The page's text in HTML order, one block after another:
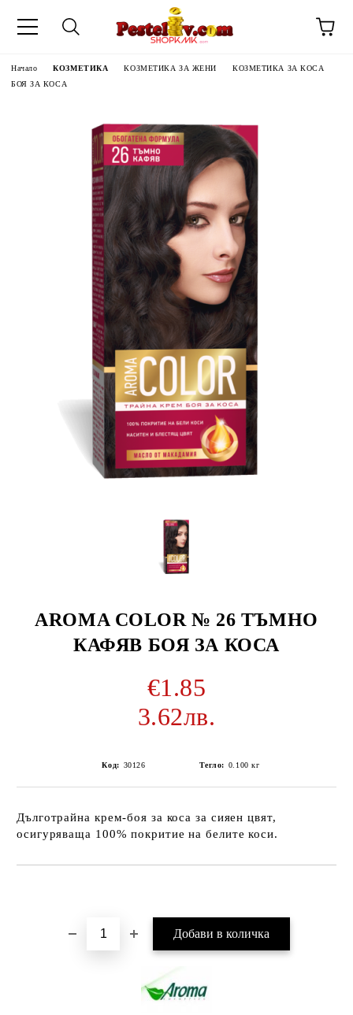
Начало КОЗМЕТИКА КОЗМЕТИКА ЗА ЖЕНИ
КОЗМЕТИКА ЗА КОСА
БОЯ ЗА КОСА
AROMA COLOR № 26 ТЪМНО
КАФЯВ БОЯ ЗА КОСА
€1.85
3.62лв.
Код: 30126 Тегло: 0.100 кг
Дълготрайна крем-боя за коса за сияен цвят,
осигуряваща 100% покритие на белите коси.